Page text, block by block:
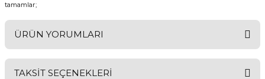
tamamlar;
ÜRÜN YORUMLARI
TAKSİT SEÇENEKLERİ